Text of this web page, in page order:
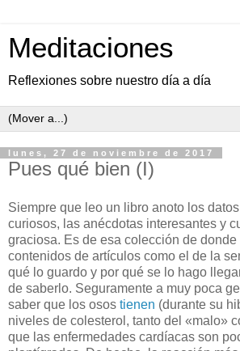
Meditaciones
Reflexiones sobre nuestro día a día
lunes, 27 de noviembre de 2017
Pues qué bien (I)
Siempre que leo un libro anoto los
curiosos, las anécdotas interesantes y
graciosa. Es de esa colección de
contenidos de artículos como el de la
qué lo guardo y por qué se lo hago
de saberlo. Seguramente a muy poca
saber que los osos tienen (durante su
niveles de colesterol, tanto del «malo»
que las enfermedades cardíacas son